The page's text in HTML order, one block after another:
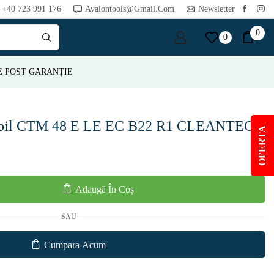
+40 723 991 176 Avalontools@gmail.com Newsletter
0 0
POST GARANȚIE
CTM 48 E LE EC B22 R1 CLEANTEC
Adaugă În Coș
SAU
Cumpara Acum
OFERTA